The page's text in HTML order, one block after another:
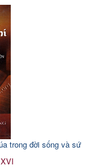
trong đời sống và sứ